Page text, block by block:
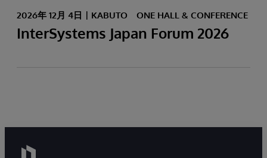
2026年 12月 4日 KABUTO ONE HALL & CONFERENCE
InterSystems Japan Forum 2026